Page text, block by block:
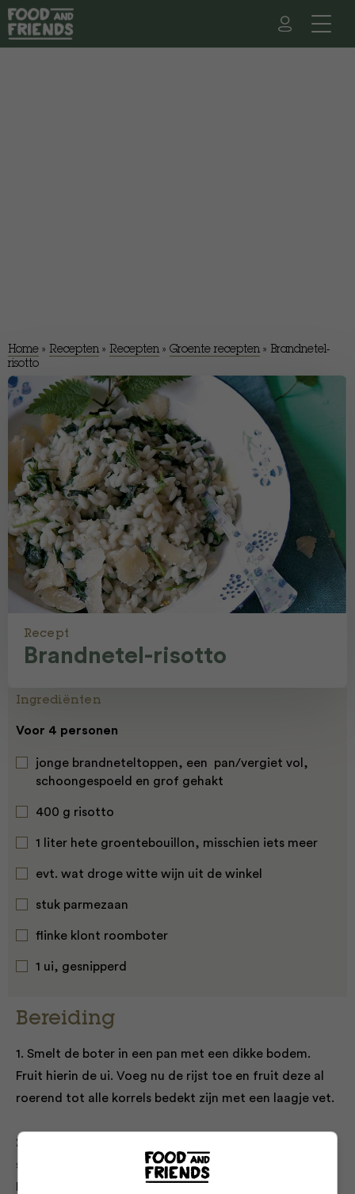
Home » Recepten » Recepten » Groente recepten » Brandnetel-
risotto
Recept
Brandnetel-risotto
Ingrediënten
Voor 4 personen
jonge brandneteltoppen, een pan/vergiet vol,
schoongespoeld en grof gehakt
400 g risotto
1 liter hete groentebouillon, misschien iets meer
evt. wat droge witte wijn uit de winkel
stuk parmezaan
flinke klont roomboter
1 ui, gesnipperd
Bereiding
1. Smelt de boter in een pan met een dikke bodem.
Fruit hierin de ui. Voeg nu de rijst toe en fruit deze al
roerend tot alle korrels bedekt zijn met een laagje vet.
2. Voeg de brandnetelblaadjes toe en roer. Voeg
soeplepel voor soeplepel de hete bouillon toe.
Eventueel ook wat witte wijn. Blijf roeren en wacht